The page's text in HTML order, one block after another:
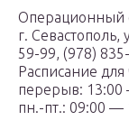
г. Севастополь,
59-99, (978)
Расписание
перерыв: 13:00
пн.-пт.: 09:00 —